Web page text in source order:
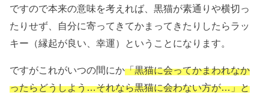
ですので本来の意味を考えれば、黒猫が素通りや横切っ
たりせず、自分に寄ってきてかまってきたりしたらラッ
キー（縁起が良い、幸運）ということになります。
ですがこれがいつの間にか「黒猫に会ってかまわれなか
ったらどうしよう…それなら黒猫に会わない方が…」と